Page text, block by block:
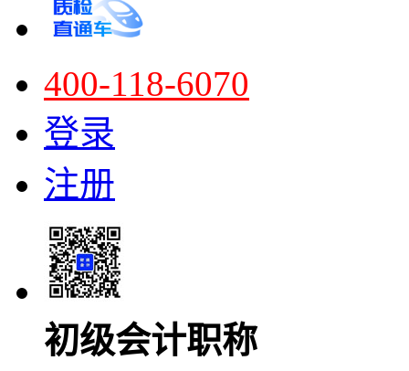
400-118-6070
登录
注册
初级会计职称